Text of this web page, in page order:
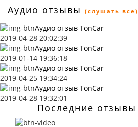
Аудио отзывы (слушать все)
Аудио отзыв TonCar
2019-04-28 20:02:39
Аудио отзыв TonCar
2019-01-14 19:36:18
Аудио отзыв TonCar
2019-04-25 19:34:24
Аудио отзыв TonCar
2019-04-28 19:32:01
Последние отзывы